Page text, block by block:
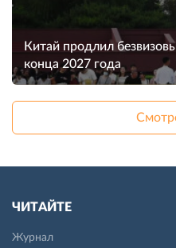
Китай продлил
конца 2027 года
ЧИТАЙТЕ
Журнал